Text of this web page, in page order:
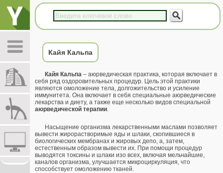
Кайя Кальпа
Кайя Кальпа – аюрведическая практика, которая включает в
себя ряд оздоровительных процедур. Цель этой практики
являются омоложение тела, долгожительство и усиление
иммунитета. Она включает в себя специальные аюрведические
лекарства и диету, а также еще несколько видов специальной
аюрведической терапии.
Насыщение организма лекарственными маслами позволяет
вывести жирорастворимые яды и шлаки, скопившиеся в
биологических мембранах и жировых депо, а, затем,
естественным образом вывести их. При помощи процедур
выводятся токсины и шлаки изо всех, включая мельчайшие,
каналов организма, улучшается микроциркуляция, что
способствует омоложению тканей.